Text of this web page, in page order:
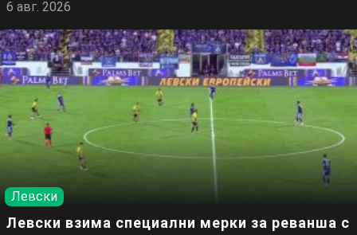
6 авг. 2026
Левски
Левски взима специални мерки за реванша с